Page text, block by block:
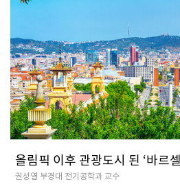
올림픽 이후 관광도시 된 ‘바르
권성열 부경대 전기공학과 교수